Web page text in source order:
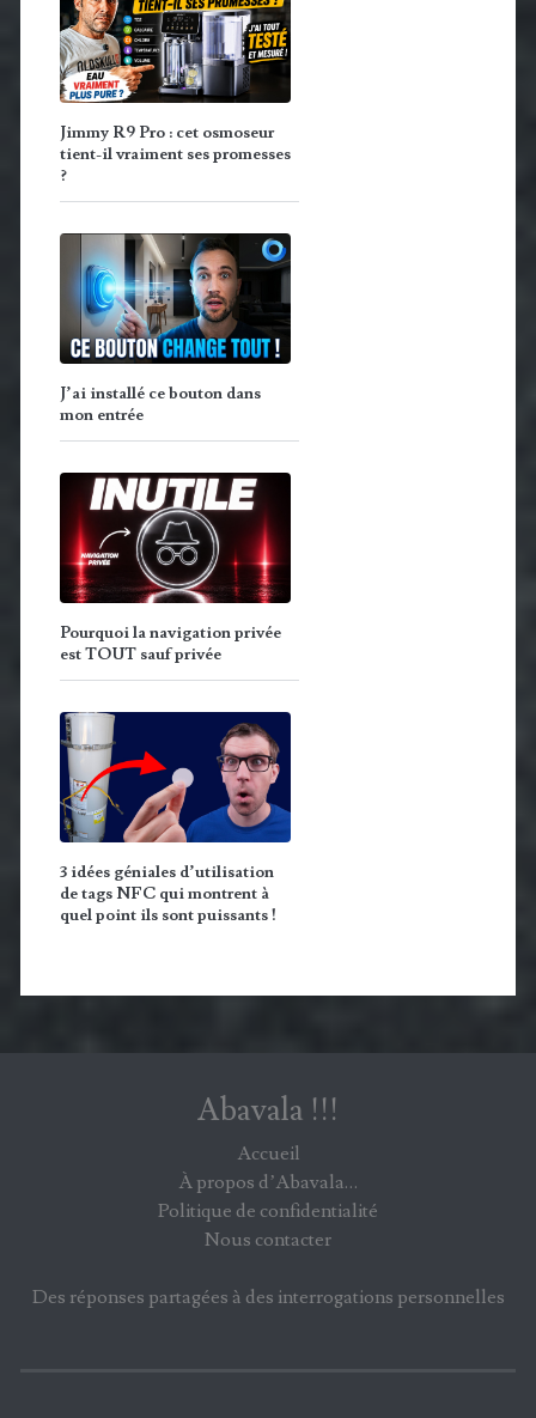
Jimmy R9 Pro : cet osmoseur
tient-il vraiment ses promesses
?
J’ai installé ce bouton dans
mon entrée
Pourquoi la navigation privée
est TOUT sauf privée
3 idées géniales d’utilisation
de tags NFC qui montrent à
quel point ils sont puissants !
Abavala !!!
Accueil
À propos d’Abavala…
Politique de confidentialité
Nous contacter
Des réponses partagées à des interrogations personnelles